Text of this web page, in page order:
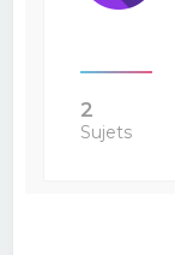
2
Sujets